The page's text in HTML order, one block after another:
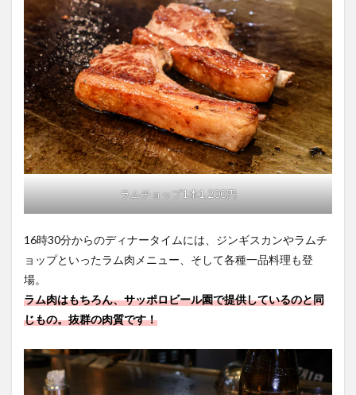
ラムチョップ1本1,200円
16時30分からのディナータイムには、ジンギスカンやラムチ
ョップといったラム肉メニュー、そして各種一品料理も登
場。
ラム肉はもちろん、サッポロビール園で提供しているのと同
じもの。抜群の肉質です！